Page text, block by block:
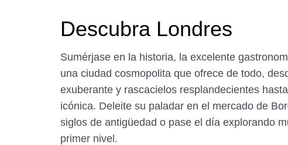
Descubra Londres
Sumérjase en la historia, la excelente
una ciudad cosmopolita que ofrece de todo,
exuberante y rascacielos resplandecientes
icónica. Deleite su paladar en el mercado de
siglos de antigüedad o pase el día explorando
primer nivel.